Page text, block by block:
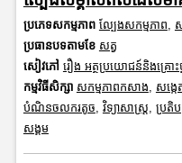
ប្រភេទសកម្មភាព ល្បែងសកម្មភាព,
ប្រធានបទតាមខែ សត្វ
សៀវភៅ រឿង អត្ថប្រយោជន៍និងគ្រោះថ្
កម្មវិធីសិក្សា សកម្មភាពកសាង, សង្ក
បំណិនចលករតូច, វិទ្យាសាស្រ្ត, ប្រតិ
សង្គម